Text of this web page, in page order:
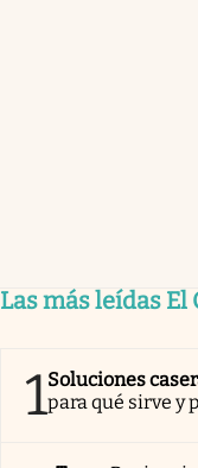
Las más leídas
1Soluciones
para qué sirve y